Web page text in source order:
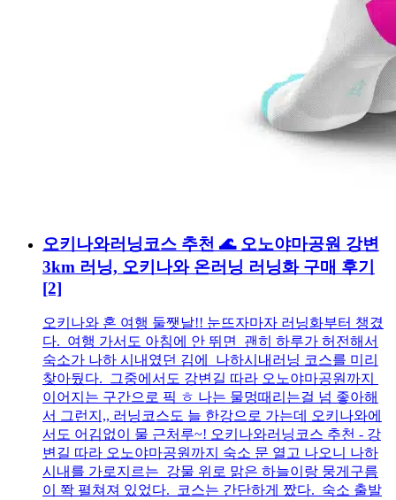
오키나와러닝코스 추천 🌊 오노야마공원 강변
3km 러닝, 오키나와 온러닝 러닝화 구매 후기
[2]
오키나와 혼 여행 둘쨋날!! 눈뜨자마자 러닝화부터 챙겼
다. 여행 가서도 아침에 안 뛰면 괜히 하루가 허전해서
숙소가 나하 시내였던 김에 나하시내러닝 코스를 미리
찾아뒀다. 그중에서도 강변길 따라 오노야마공원까지
이어지는 구간으로 픽 ㅎ 나는 물멍때리는걸 넘 좋아해
서 그런지,, 러닝코스도 늘 한강으로 가는데 오키나와에
서도 어김없이 물 근처루~! 오키나와러닝코스 추천 - 강
변길 따라 오노야마공원까지 숙소 문 열고 나오니 나하
시내를 가로지르는 강물 위로 맑은 하늘이랑 뭉게구름
이 쫙 펼쳐져 있었다. 코스는 간단하게 짰다. 숙소 출발